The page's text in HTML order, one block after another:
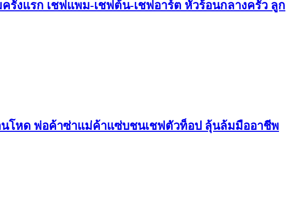
ครั้งแรก เชฟแพม-เชฟต้น-เชฟอาร์ต หัวร้อนกลางครัว ลูก
านโหด พ่อค้าซ่าแม่ค้าแซ่บชนเชฟตัวท็อป ลุ้นล้มมืออาชีพ